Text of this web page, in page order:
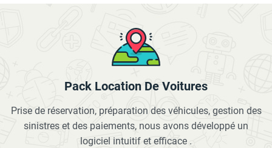
Pack Location De Voitures
Prise de réservation, préparation des véhicules, gestion des
sinistres et des paiements, nous avons développé un
logiciel intuitif et efficace .